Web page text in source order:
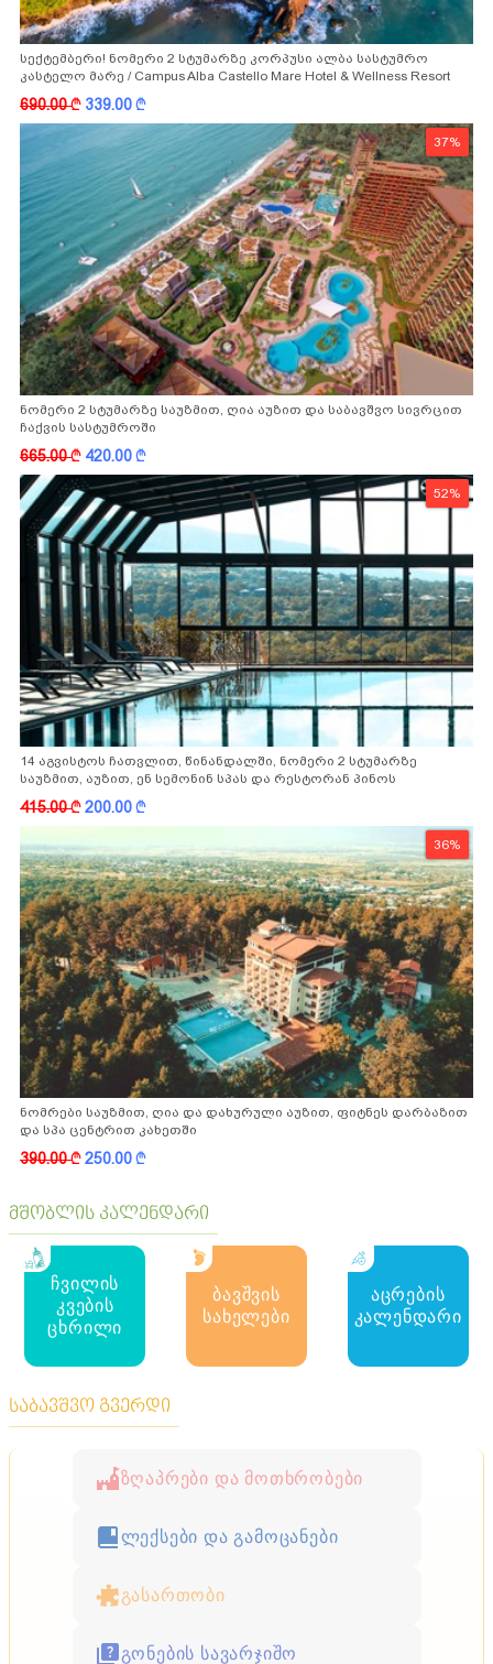
სექტემბერი! ნომერი 2 სტუმარზე კორპუსი ალბა სასტუმრო
კასტელო მარე / Campus Alba Castello Mare Hotel & Wellness Resort
690.00k 339.00k
37%
ნომერი 2 სტუმარზე საუზმით, ღია აუზით და საბავშვო სივრცით
ჩაქვის სასტუმროში
665.00k 420.00k
52%
14 აგვისტოს ჩათვლით, წინანდალში, ნომერი 2 სტუმარზე
საუზმით, აუზით, ენ სემონინ სპას და რესტორან პინოს
ფასდაკლებით
415.00k200.00k
36%
ნომრები საუზმით, ღია და დახურული აუზით, ფიტნეს დარბაზით
და სპა ცენტრით კახეთში
390.00k250.00k
მშობლის კალენდარი
ჩვილის
კვების
ცხრილი
ბავშვის
სახელები
აცრების
კალენდარი
საბავშვო გვერდი
ზღაპრები და მოთხრობები
ლექსები და გამოცანები
გასართობი
გონების სავარჯიშო